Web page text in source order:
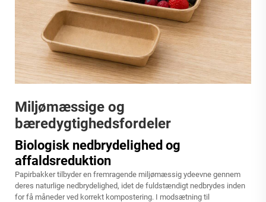
Miljømæssige og
bæredygtighedsfordeler
Biologisk nedbrydelighed og
affaldsreduktion
Papirbakker tilbyder en fremragende miljømæssig ydeevne gennem
deres naturlige nedbrydelighed, idet de fuldstændigt nedbrydes inden
for få måneder ved korrekt kompostering. I modsætning til